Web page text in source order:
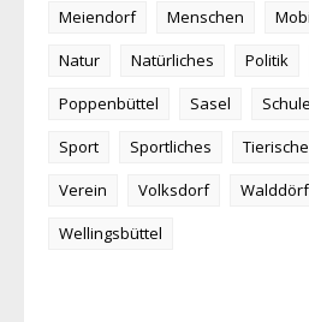
Meiendorf
Menschen
Natur
Natürliches Politik
Poppenbüttel
Sasel Schule
Sport
Sportliches
Verein
Volksdorf
Wellingsbüttel